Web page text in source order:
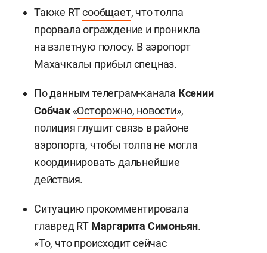
Также RTсообщает, что толпа
прорвала ограждение и проникла
на взлетную полосу. В аэропорт
Махачкалы прибыл спецназ.
По данным телеграм-канала Ксении
Собчак«Осторожно, новости»,
полиция глушит связь в районе
аэропорта, чтобы толпа не могла
координировать дальнейшие
действия.
Ситуацию прокомментировала
главред RT Маргарита Симоньян.
«То, что происходит сейчас